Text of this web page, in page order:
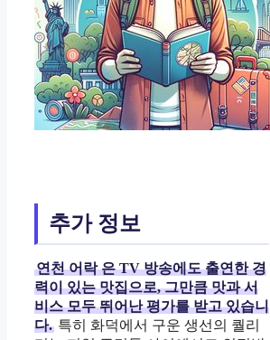
추가 정보
연천 어락 은 TV 방송에도 출연한 경
력이 있는 맛집으로, 그만큼 맛과 서
비스 모두 뛰어난 평가를 받고 있습니
다. 특히 화덕에서 구운 생선의 퀄리